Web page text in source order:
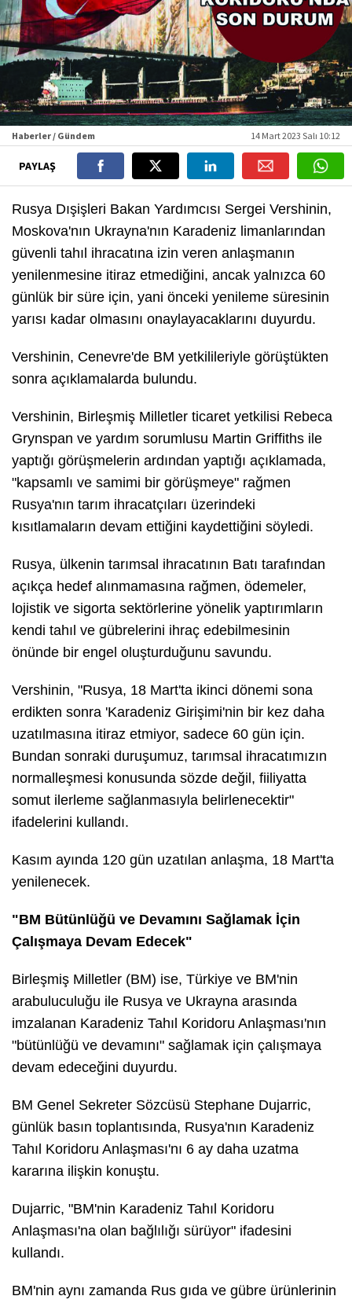
Haberler / Gündem 14 Mart 2023 Salı 10:12
PAYLAŞ
Rusya Dışişleri Bakan Yardımcısı Sergei Vershinin,
Moskova'nın Ukrayna'nın Karadeniz limanlarından
güvenli tahıl ihracatına izin veren anlaşmanın
yenilenmesine itiraz etmediğini, ancak yalnızca 60
günlük bir süre için, yani önceki yenileme süresinin
yarısı kadar olmasını onaylayacaklarını duyurdu.
Vershinin, Cenevre'de BM yetkilileriyle görüştükten
sonra açıklamalarda bulundu.
Vershinin, Birleşmiş Milletler ticaret yetkilisi Rebeca
Grynspan ve yardım sorumlusu Martin Griffiths ile
yaptığı görüşmelerin ardından yaptığı açıklamada,
"kapsamlı ve samimi bir görüşmeye" rağmen
Rusya'nın tarım ihracatçıları üzerindeki
kısıtlamaların devam ettiğini kaydettiğini söyledi.
Rusya, ülkenin tarımsal ihracatının Batı tarafından
açıkça hedef alınmamasına rağmen, ödemeler,
lojistik ve sigorta sektörlerine yönelik yaptırımların
kendi tahıl ve gübrelerini ihraç edebilmesinin
önünde bir engel oluşturduğunu savundu.
Vershinin, "Rusya, 18 Mart'ta ikinci dönemi sona
erdikten sonra 'Karadeniz Girişimi'nin bir kez daha
uzatılmasına itiraz etmiyor, sadece 60 gün için.
Bundan sonraki duruşumuz, tarımsal ihracatımızın
normalleşmesi konusunda sözde değil, fiiliyatta
somut ilerleme sağlanmasıyla belirlenecektir"
ifadelerini kullandı.
Kasım ayında 120 gün uzatılan anlaşma, 18 Mart'ta
yenilenecek.
"BM Bütünlüğü ve Devamını Sağlamak İçin
Çalışmaya Devam Edecek"
Birleşmiş Milletler (BM) ise, Türkiye ve BM'nin
arabuluculuğu ile Rusya ve Ukrayna arasında
imzalanan Karadeniz Tahıl Koridoru Anlaşması'nın
"bütünlüğü ve devamını" sağlamak için çalışmaya
devam edeceğini duyurdu.
BM Genel Sekreter Sözcüsü Stephane Dujarric,
günlük basın toplantısında, Rusya'nın Karadeniz
Tahıl Koridoru Anlaşması'nı 6 ay daha uzatma
kararına ilişkin konuştu.
Dujarric, "BM'nin Karadeniz Tahıl Koridoru
Anlaşması'na olan bağlılığı sürüyor" ifadesini
kullandı.
BM'nin aynı zamanda Rus gıda ve gübre ürünlerinin